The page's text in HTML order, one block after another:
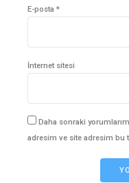
E-posta *
İnternet sitesi
Daha sonraki
adresim ve site adresim bu